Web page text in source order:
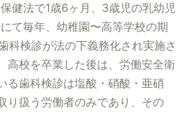
法で1歳6ヶ月、3歳児の乳幼児
て毎年、幼稚園〜高等学校の期
科検診が法の下義務化され実施さ
高校を卒業した後は、労働安全衛
る歯科検診は塩酸・硝酸・亜硝
り扱う労働者のみであり、その